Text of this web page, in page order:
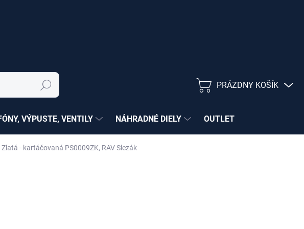
Hľadať
NÁKUPNÝ
PRÁZDNY KOŠÍK
VÝPUSTE, VENTILY NÁHRADNÉ DIELY OUTLET
- kartáčovaná PS0009ZK, RAV Slezák